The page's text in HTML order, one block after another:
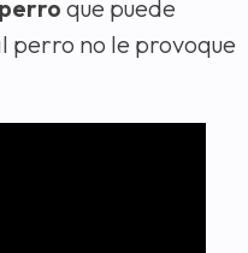
que puede
perro no le provoque